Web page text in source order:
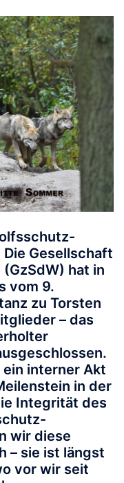
Gesellschaft
hat in
vom 9.
zu Torsten
– das
interner Akt
in der
Integrität des
wir diese
– sie ist längst
vor wir seit